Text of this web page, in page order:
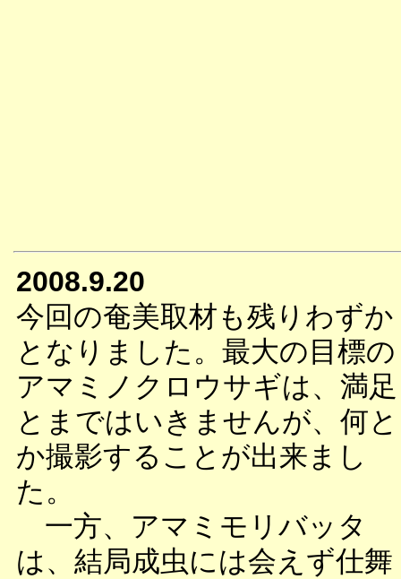
2008.9.20
今回の奄美取材も残りわずか
となりました。最大の目標の
アマミノクロウサギは、満足
とまではいきませんが、何と
か撮影することが出来まし
た。
一方、アマミモリバッタ
は、結局成虫には会えず仕舞